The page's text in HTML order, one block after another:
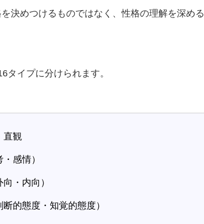
決めつけるものではなく、性格の理解を深める
タイプに分けられます。
直観
感情）
・内向）
的態度・知覚的態度）